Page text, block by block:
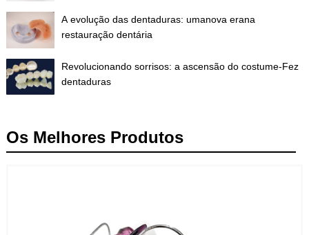
A evolução das dentaduras: umanova erana
restauração dentária
Revolucionando sorrisos: a ascensão do costume-Fez
dentaduras
Os Melhores Produtos